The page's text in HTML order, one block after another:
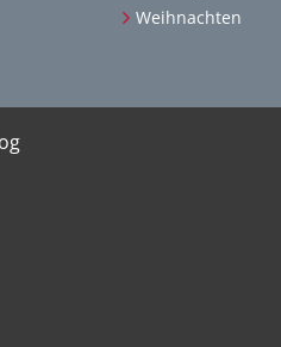
Weihnachten